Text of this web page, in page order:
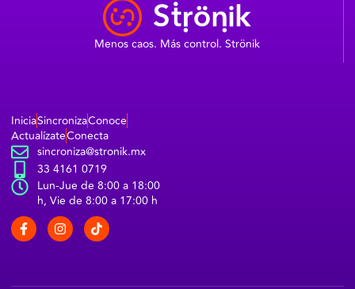
Menos caos. Más control. Strönik
IniciaSincronizaConoce
ActualízateConecta
sincroniza@stronik.mx
33 4161 0719
Lun-Jue de 8:00 a 18:00
h, Vie de 8:00 a 17:00 h